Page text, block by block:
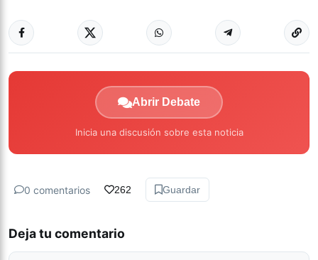
Abrir Debate
Inicia una discusión sobre esta noticia
0 comentarios 262 Guardar
Deja tu comentario